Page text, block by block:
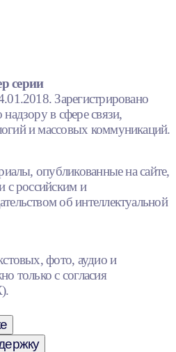
серии
Зарегистрировано
в сфере связи,
и массовых коммуникаций.
опубликованные на сайте,
с российским и
об интеллектуальной
фото, аудио и
только с согласия